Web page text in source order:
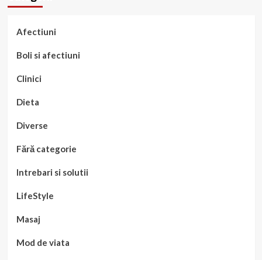
Afectiuni
Boli si afectiuni
Clinici
Dieta
Diverse
Fără categorie
Intrebari si solutii
LifeStyle
Masaj
Mod de viata